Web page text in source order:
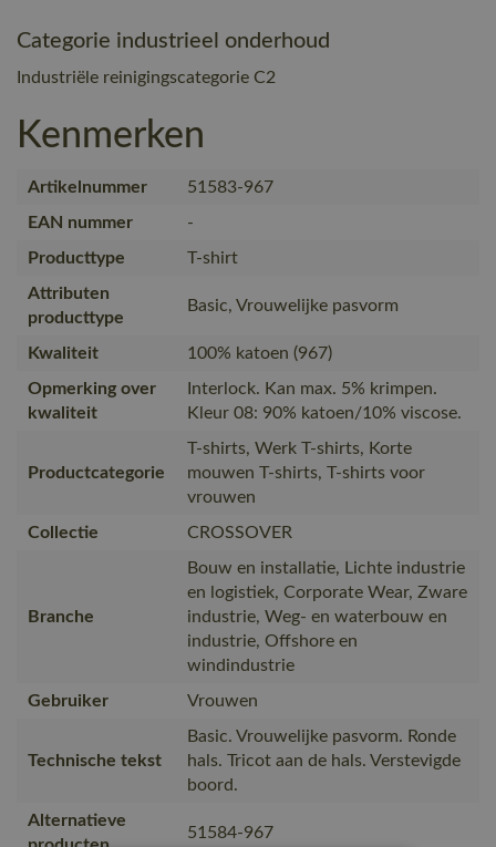
Categorie industrieel onderhoud
Industriële reinigingscategorie C2
Kenmerken
Artikelnummer
51583-967
EAN nummer
-
Producttype
T-shirt
Attributen
producttype
Basic, Vrouwelijke pasvorm
Kwaliteit
100% katoen (967)
Opmerking over
kwaliteit
Interlock. Kan max. 5% krimpen.
Kleur 08: 90% katoen/10% viscose.
Productcategorie
T-shirts, Werk T-shirts, Korte
mouwen T-shirts, T-shirts voor
vrouwen
Collectie
CROSSOVER
Branche
Bouw en installatie, Lichte industrie
en logistiek, Corporate Wear, Zware
industrie, Weg- en waterbouw en
industrie, Offshore en
windindustrie
Gebruiker
Vrouwen
Technische tekst
Basic. Vrouwelijke pasvorm. Ronde
hals. Tricot aan de hals. Verstevigde
boord.
Alternatieve
51584-967